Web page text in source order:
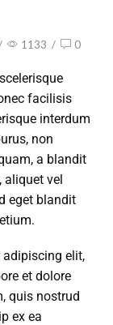
1133 / 0
facilisis
interdum
non
a blandit
vel
eget blandit
elit,
et dolore
quis nostrud
ex ea